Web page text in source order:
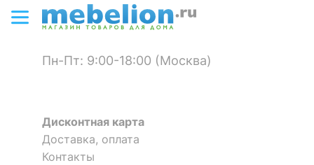
Цвет корпуса ? лавандовый, орех
Материал фасада ?
массив березы, массив
Тип поверхности
фасада
Скрыть
Пн-Пт: 9:00-18:00 (Москва)
Дисконтная карта
Доставка, оплата
Контакты